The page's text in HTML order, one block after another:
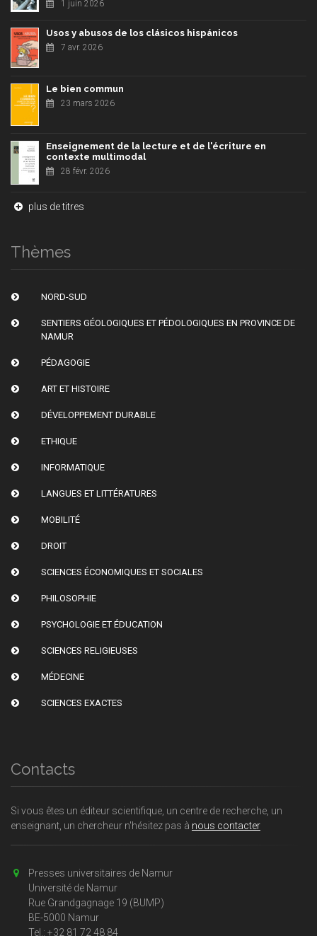
1 juin 2026
Usos y abusos de los clásicos hispánicos
7 avr. 2026
Le bien commun
23 mars 2026
Enseignement de la lecture et de l'écriture en
contexte multimodal
28 févr. 2026
plus de titres
Thèmes
NORD-SUD
SENTIERS GÉOLOGIQUES ET PÉDOLOGIQUES EN PROVINCE DE
NAMUR
PÉDAGOGIE
ART ET HISTOIRE
DÉVELOPPEMENT DURABLE
ETHIQUE
INFORMATIQUE
LANGUES ET LITTÉRATURES
MOBILITÉ
DROIT
SCIENCES ÉCONOMIQUES ET SOCIALES
PHILOSOPHIE
PSYCHOLOGIE ET ÉDUCATION
SCIENCES RELIGIEUSES
MÉDECINE
SCIENCES EXACTES
Contacts
Si vous êtes un éditeur scientifique, un centre de recherche, un
enseignant, un chercheur n'hésitez pas à nous contacter
Presses universitaires de Namur
Université de Namur
Rue Grandgagnage 19 (BUMP)
BE-5000 Namur
Tel.: +32 81 72 48 84